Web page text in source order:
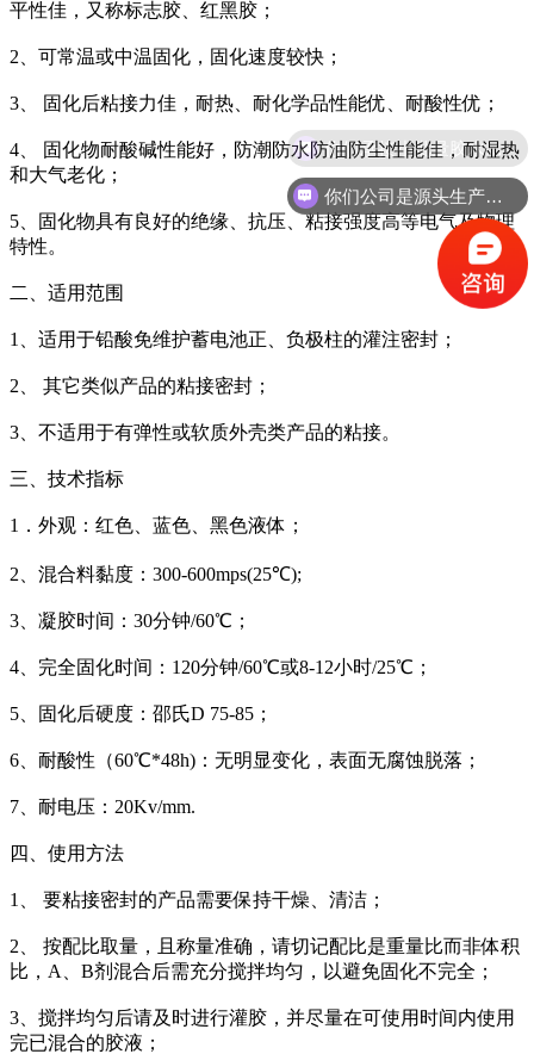
平性佳，又称标志胶、红黑胶；
2、可常温或中温固化，固化速度较快；
3、 固化后粘接力佳，耐热、耐化学品性能优、耐酸性优；
4、 固化物耐酸碱性能好，防潮防水防油防尘性能佳，耐湿热
和大气老化；
5、固化物具有良好的绝缘、抗压、粘接强度高等电气及物理
特性。
二、适用范围
1、适用于铅酸免维护蓄电池正、负极柱的灌注密封；
2、 其它类似产品的粘接密封；
3、不适用于有弹性或软质外壳类产品的粘接。
三、技术指标
1．外观：红色、蓝色、黑色液体；
2、混合料黏度：300-600mps(25℃);
3、凝胶时间：30分钟/60℃；
4、完全固化时间：120分钟/60℃或8-12小时/25℃；
5、固化后硬度：邵氏D 75-85；
6、耐酸性（60℃*48h)：无明显变化，表面无腐蚀脱落；
7、耐电压：20Kv/mm.
四、使用方法
1、 要粘接密封的产品需要保持干燥、清洁；
2、 按配比取量，且称量准确，请切记配比是重量比而非体积
比，A、B剂混合后需充分搅拌均匀，以避免固化不完全；
3、搅拌均匀后请及时进行灌胶，并尽量在可使用时间内使用
完已混合的胶液；
你们公司是源头生产工厂吗？